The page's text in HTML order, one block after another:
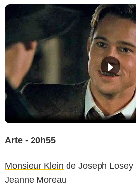
Arte - 20h55
Monsieur Klein de Joseph Losey
Jeanne Moreau